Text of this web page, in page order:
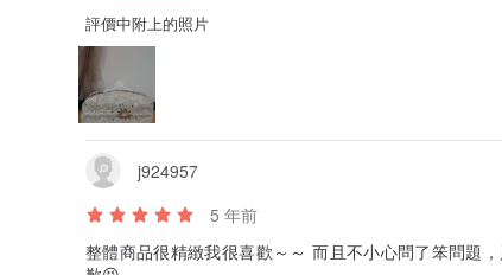
評價中附上的照片
j924957
5 年前
整體商品很精緻我很喜歡～～ 而且不小心問了笨問題